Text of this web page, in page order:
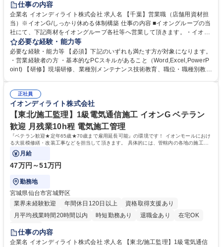
仕事の内容
企業名 イオンディライト株式会社 求人名 【千葉】営業職（店舗用資材担
当）※イオンG/しっかり休める体制構築 仕事の内容 ■イオングループの当
社にて、下記商材をイオングループ各社等へ営業して頂きます。・イオン
のプライベートブランド商品に関わる包装資材（ペットボトルのラベル
や、缶、フィルムなど）や、食品トレイなどを、 イオングループ各社や食
品メーカーへ販売。 ・商品開発担当者から情報を収集し、取引先と商談を
重ね、商品化にむけて関係各所と調整。 【働く魅力】ビルメンテナンス業
葉】営業職（店舗用資材担当）※イオンG/しっかり休める体制構築
必要な経験・能力等
必要な経験・能力等 【必須】下記のいずれも満たす方が対象になります。
・営業経験者の方 ・基本的なPCスキルがあること（Word,Excel,PowerP
oint) 【研修】現場研修、業種別メンテナンス技術教育、職位・職種別教役
ンテナンス・施工改修・自動販売機・清掃業務と幅広 い業務を行い多角化
しており、イオングループからの安定した受注で2020 年以降も成長が見
込める事業内容となっております。 学歴・資格 学歴：大学院 大学 高専 短
大 専修学校 高校 語学力： 資格：第一種運転免許普通自動車
正社員
イオンディライト株式会社
【東北/施工監理】1級電気通信施工 イオンG ベテラン
歓迎 月残業10h程 電気施工管理
『ベテラン歓迎★定年65歳★70歳まで雇用延長可能』の環境です！ イオンモールにおけ
る大規模修繕・改装工事などを担当して頂きます。 具体的には、管轄内の各地の施工受
託案件を担当いただきゼネコン、
月給
47万円～51万円
勤務地
宮城県仙台市宮城野区
業界未経験歓迎
年間休日120日以上
資格取得支援あり
月平均残業時間20時間以内
時短勤務あり 退職金あり
在宅OK
服装自由
仕事の内容
企業名 イオンディライト株式会社 求人名 【東北/施工監理】1級電気通信